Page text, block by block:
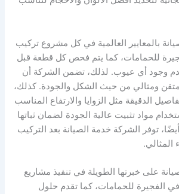
بالمعايير العالمية في كل مشروع تركيب
للحمامات، كما يتم فحص كل قطعة قبل
وجود أي عيوب. لذلك، تضمن الشركة أن
متقن ومثالي من حيث الشكل والجودة. كذلك،
الدقيقة مثل الزوايا والارتفاع المناسب
مواد تثبيت عالية الجودة لضمان ثباتها
توفر الشركة خدمة الصيانة بعد التركيب
المثالي.
على خبرتها الطويلة في تنفيذ مشاريع
الفجيرة للحمامات، كما تقدم حلول